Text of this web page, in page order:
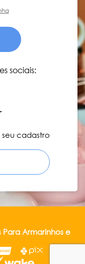
sociais:
cadastro
Armarinhos e